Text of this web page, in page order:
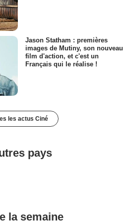
Jason Statham : premières
images de Mutiny, son nouveau
film d'action, et c'est un
Français qui le réalise !
les actus Ciné
pays
la semaine